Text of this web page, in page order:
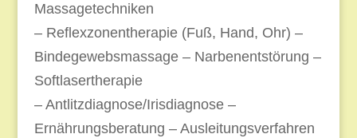
Massagetechniken
– Reflexzonentherapie (Fuß, Hand, Ohr) –
Bindegewebsmassage – Narbenentstörung –
Softlasertherapie
– Antlitzdiagnose/Irisdiagnose –
Ernährungsberatung – Ausleitungsverfahren